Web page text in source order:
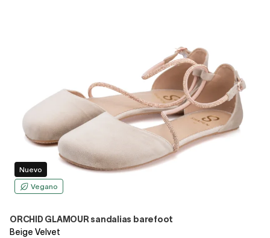
Nuevo
Vegano
ORCHID GLAMOUR sandalias barefoot
Beige Velvet